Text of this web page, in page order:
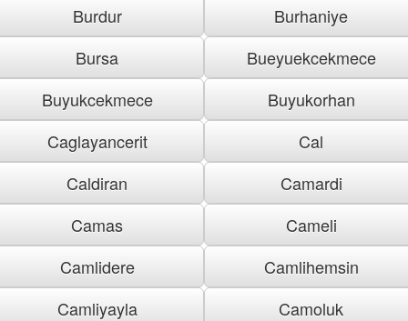
Burdur
Burhaniye
Bursa
Bueyuekcekmece
Buyukcekmece
Buyukorhan
Caglayancerit
Cal
Caldiran
Camardi
Camas
Cameli
Camlidere
Camlihemsin
Camliyayla
Camoluk